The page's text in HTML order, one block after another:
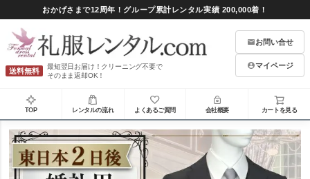
おかげさまで12周年！グループ累計レンタル実績 200,000着！
送料無料
最短翌日お届け！クリーニング不要で
そのまま返却OK！
お問い合せ
マイページ
TOP レンタルの流れ よくあるご質問 会社概要 カートを見る